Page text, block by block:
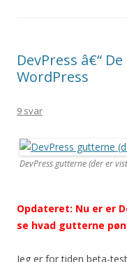
DevPress â€“
WordPress
9 svar
DevPress gutterne (der er
Opdateret: Nu er er
se hvad gutterne
Jeg er for tiden beta-